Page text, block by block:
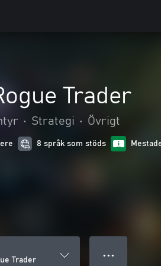
Trader
• Strategi • Övrigt
8 språk som stöds
Trader
● ● ●